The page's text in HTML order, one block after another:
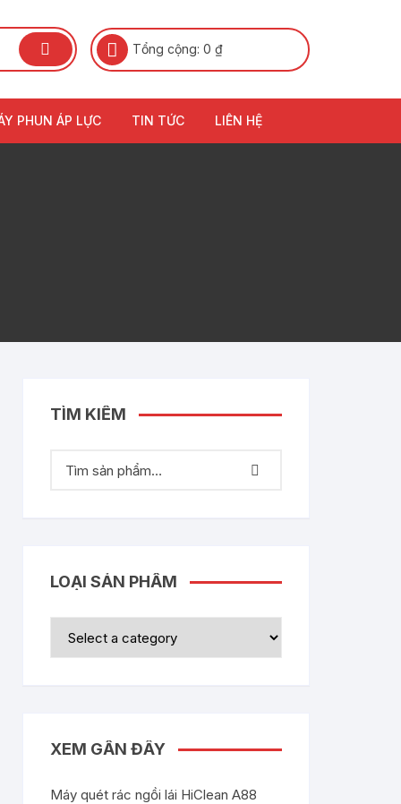
Tổng cộng: 0 ₫
PHUN ÁP LỰC TIN TỨC LIÊN HỆ
TÌM KIẾM
LOẠI SẢN PHẨM
XEM GẦN ĐÂY
Máy quét rác ngồi lái HiClean A88